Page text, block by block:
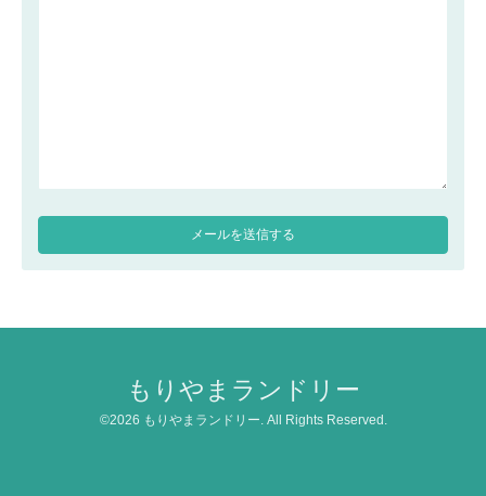
もりやまランドリー
©2026 もりやまランドリー. All Rights Reserved.